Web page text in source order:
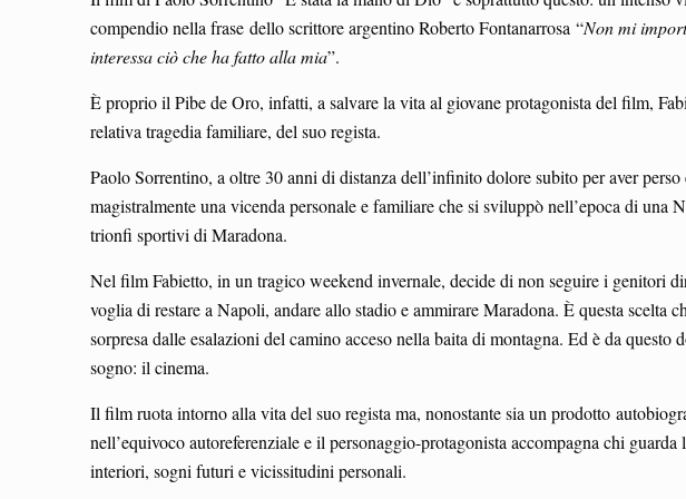
compendio nella frase dello scrittore argentino Roberto Fontanarrosa “Non mi
interessa ciò che ha fatto alla mia”.
È proprio il Pibe de Oro, infatti, a salvare la vita al giovane protagonista del film,
relativa tragedia familiare, del suo regista.
Paolo Sorrentino, a oltre 30 anni di distanza dell’infinito dolore subito per aver
magistralmente una vicenda personale e familiare che si sviluppò nell’epoca di una
trionfi sportivi di Maradona.
Nel film Fabietto, in un tragico weekend invernale, decide di non seguire i genitori
voglia di restare a Napoli, andare allo stadio e ammirare Maradona. È questa
sorpresa dalle esalazioni del camino acceso nella baita di montagna. Ed è da
sogno: il cinema.
Il film ruota intorno alla vita del suo regista ma, nonostante sia un prodotto
nell’equivoco autoreferenziale e il personaggio-protagonista accompagna chi
interiori, sogni futuri e vicissitudini personali.